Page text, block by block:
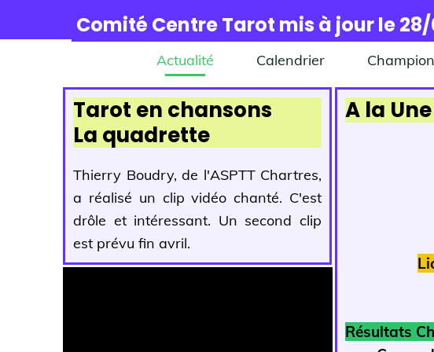
Actualité Calendrier
Comité Centre Tarot mis à jour le
A la Une
Résultats
Tarot en chansons
La quadrette
Thierry Boudry, de l'ASPTT Chartres,
a réalisé un clip vidéo chanté. C'est
drôle et intéressant. Un second clip
est prévu fin avril.